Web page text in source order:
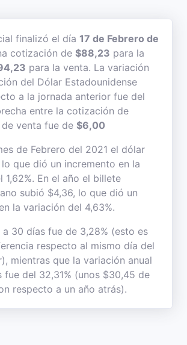
finalizó el día 17 de Febrero de
cotización de $88,23 para la
para la venta. La variación
del Dólar Estadounidense
a la jornada anterior fue del
entre la cotización de
venta fue de $6,00
de Febrero del 2021 el dólar
lo que dió un incremento en la
1,62%. En el año el billete
subió $4,36, lo que dió un
la variación del 4,63%.
a 30 días fue de 3,28% (esto es
respecto al mismo día del
mientras que la variación anual
fue del 32,31% (unos $30,45 de
respecto a un año atrás).